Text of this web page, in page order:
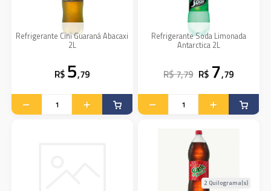
Refrigerante Cini Guaraná Abacaxi
2L
R$ 5,79
Refrigerante Soda Limonada
Antarctica 2L
R$ 7,79 R$ 7,79
2 Quilograma(s)